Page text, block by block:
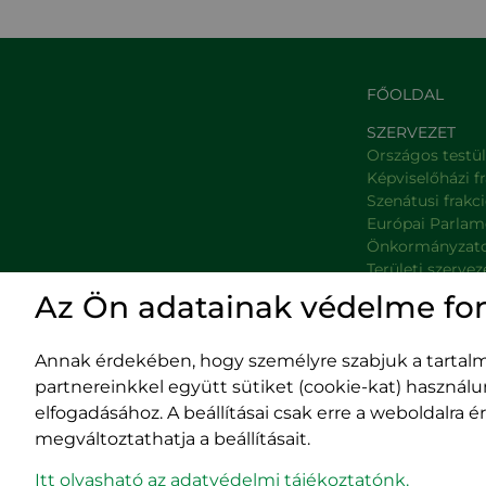
FŐOLDAL
SZERVEZET
Országos
Képviselőházi
Szenátusi
Európai
Területi
Platformok
Impresszum
Adatvédelmi szabályzat
Fürdő (Card. Iuliu
Az Ön adatainak védelme
Annak érdekében, hogy személyre szabjuk a
partnereinkkel együtt sütiket (cookie-kat)
elfogadásához. A beállításai csak erre a weboldalra
megváltoztathatja a beállításait.
Itt olvasható az adatvédelmi tájékoztatónk.